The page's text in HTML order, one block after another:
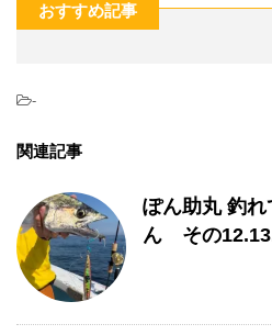
おすすめ記事
-
関連記事
ぽん助丸 釣
ん その